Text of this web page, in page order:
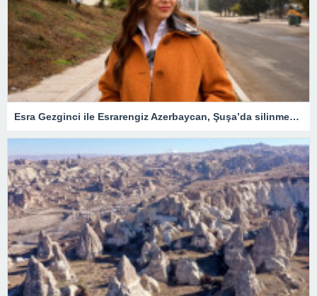
Esra Gezginci ile Esrarengiz Azerbaycan, Şuşa’da silinmek istenen tarihin izlerini sürüyor